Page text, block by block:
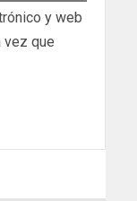
y web
vez que